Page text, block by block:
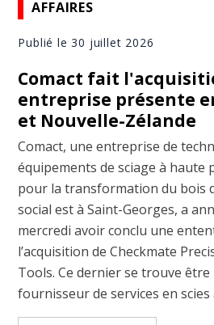
AFFAIRES
Publié le 30 juillet 2026
Comact fait
entreprise présente
et Nouvelle-Zélande
Comact, une entreprise de
équipements de sciage à haute
pour la transformation du bois
social est à Saint-Georges, a
mercredi avoir conclu une
l’acquisition de Checkmate
Tools. Ce dernier se trouve
fournisseur de services en scies